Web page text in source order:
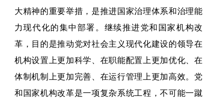
大精神的重要举措，是推进国家治理体系和治理能
力现代化的集中部署。继续推进党和国家机构改
革，目的是推动党对社会主义现代化建设的领导在
机构设置上更加科学、在职能配置上更加优化、在
体制机制上更加完善、在运行管理上更加高效。党
和国家机构改革是一项复杂系统工程，不可能一蹴